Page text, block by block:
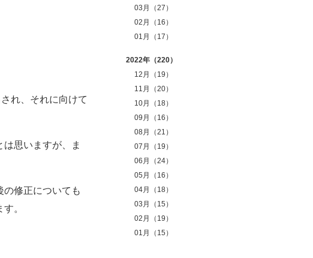
れ、それに向けて
思いますが、ま
修正についても
。
03月（27）
02月（16）
01月（17）
2022年（220）
12月（19）
11月（20）
10月（18）
09月（16）
08月（21）
07月（19）
06月（24）
05月（16）
04月（18）
03月（15）
02月（19）
01月（15）